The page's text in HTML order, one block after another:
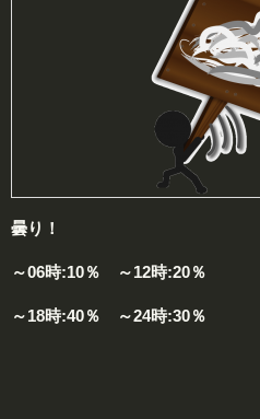
曇り！
～06時:10％ ～12時:20％
～18時:40％ ～24時:30％